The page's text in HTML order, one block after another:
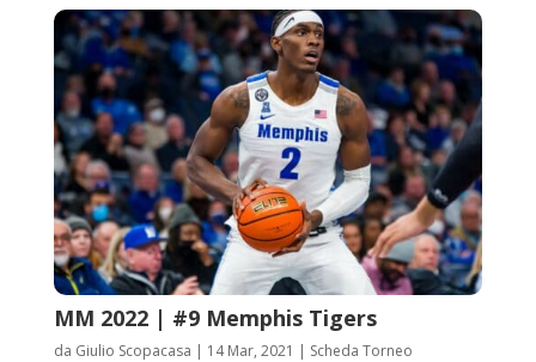
MM 2022 | #9 Memphis Tigers
da Giulio Scopacasa | 14 Mar, 2021 | Scheda Torneo